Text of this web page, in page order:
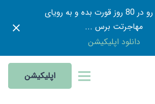
هر زبانی رو در 80 روز قورت بده و به رویای
مهاجرتت برس ...
دانلود اپلیکیشن
اپلیکیشن